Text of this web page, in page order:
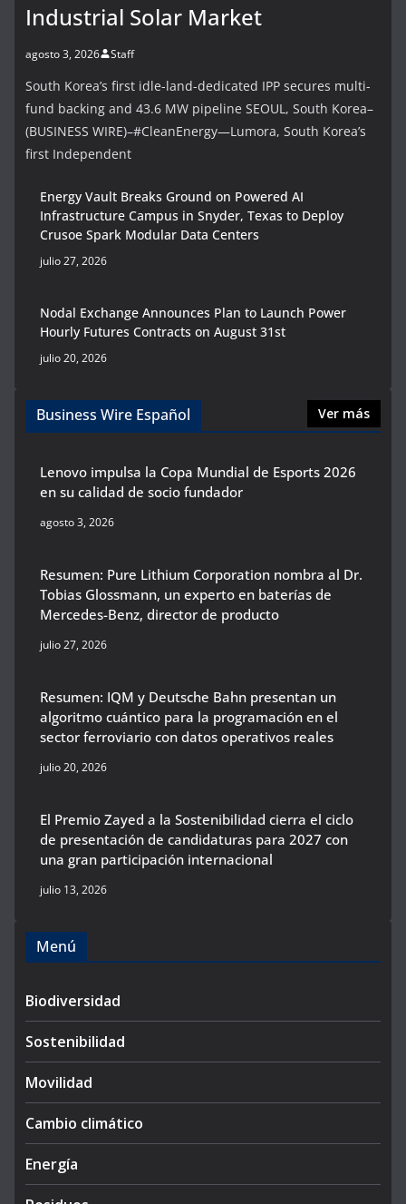
Industrial Solar Market
agosto 3, 2026 Staff
South Korea’s first idle-land-dedicated IPP secures multi-
fund backing and 43.6 MW pipeline SEOUL, South Korea–
(BUSINESS WIRE)–#CleanEnergy—Lumora, South Korea’s
first Independent
Energy Vault Breaks Ground on Powered AI
Infrastructure Campus in Snyder, Texas to Deploy
Crusoe Spark Modular Data Centers
julio 27, 2026
Nodal Exchange Announces Plan to Launch Power
Hourly Futures Contracts on August 31st
julio 20, 2026
Business Wire Español Ver más
Lenovo impulsa la Copa Mundial de Esports 2026
en su calidad de socio fundador
agosto 3, 2026
Resumen: Pure Lithium Corporation nombra al Dr.
Tobias Glossmann, un experto en baterías de
Mercedes-Benz, director de producto
julio 27, 2026
Resumen: IQM y Deutsche Bahn presentan un
algoritmo cuántico para la programación en el
sector ferroviario con datos operativos reales
julio 20, 2026
El Premio Zayed a la Sostenibilidad cierra el ciclo
de presentación de candidaturas para 2027 con
una gran participación internacional
julio 13, 2026
Menú
Biodiversidad
Sostenibilidad
Movilidad
Cambio climático
Energía